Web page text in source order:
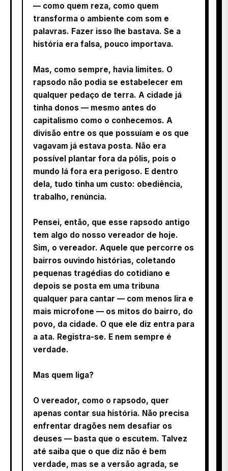
— como quem reza, como quem
transforma o ambiente com som e
palavras. Fazer isso lhe bastava. Se a
história era falsa, pouco importava.
Mas, como sempre, havia limites. O
rapsodo não podia se estabelecer em
qualquer pedaço de terra. A cidade já
tinha donos — mesmo antes do
capitalismo como o conhecemos. A
divisão entre os que possuíam e os que
vagavam já estava posta. Não era
possível plantar fora da pólis, pois o
mundo lá fora era perigoso. E dentro
dela, tudo tinha um custo: obediência,
trabalho, renúncia.
Pensei, então, que esse rapsodo antigo
tem algo do nosso vereador de hoje.
Sim, o vereador. Aquele que percorre os
bairros ouvindo histórias, coletando
pequenas tragédias do cotidiano e
depois se posta em uma tribuna
qualquer para cantar — com menos lira e
mais microfone — os mitos do bairro, do
povo, da cidade. O que ele diz entra para
a ata. Registra-se. E nem sempre é
verdade.
Mas quem liga?
O vereador, como o rapsodo, quer
apenas contar sua história. Não precisa
enfrentar dragões nem desafiar os
deuses — basta que o escutem. Talvez
até saiba que o que diz não é bem
verdade, mas se a versão agrada, se